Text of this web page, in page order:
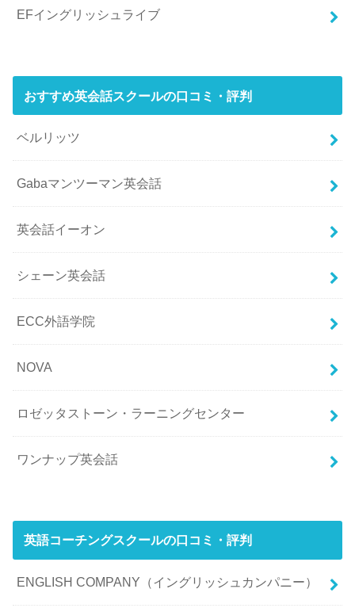
EFイングリッシュライブ
おすすめ英会話スクールの口コミ・評判
ベルリッツ
Gabaマンツーマン英会話
英会話イーオン
シェーン英会話
ECC外語学院
NOVA
ロゼッタストーン・ラーニングセンター
ワンナップ英会話
英語コーチングスクールの口コミ・評判
ENGLISH COMPANY（イングリッシュカンパニー）